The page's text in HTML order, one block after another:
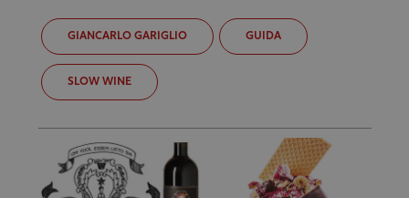
GIANCARLO GARIGLIO GUIDA
SLOW WINE